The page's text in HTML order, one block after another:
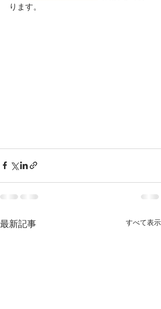
ります。
最新記事 すべて表示